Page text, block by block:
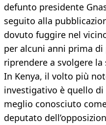
defunto presidente
seguito alla
dovuto fuggire nel
per alcuni anni prima
riprendere a svolgere la
In Kenya, il volto più
investigativo è quello di
meglio conosciuto
deputato